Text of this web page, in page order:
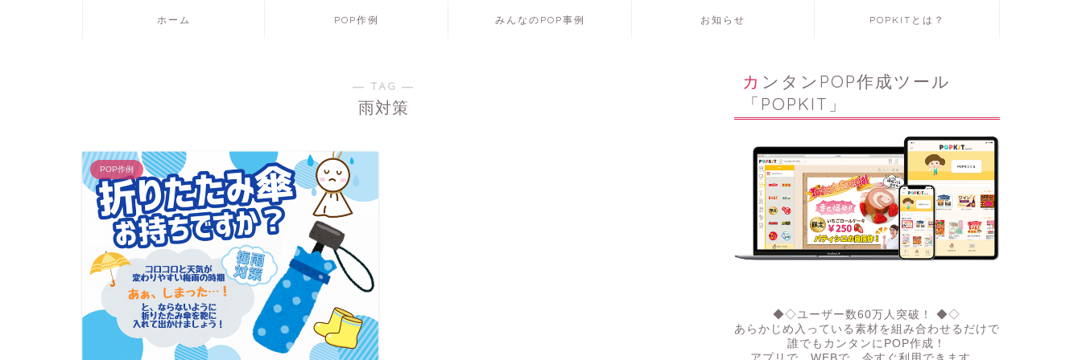
ホーム POP作例 みんなのPOP事例 お知らせ POPKITとは？
― TAG ―
雨対策
POP作例
カンタンPOP作成ツール
「POPKIT」
◆◇ユーザー数60万人突破！ ◆◇
あらかじめ入っている素材を組み合わせるだけで
誰でもカンタンにPOP作成！